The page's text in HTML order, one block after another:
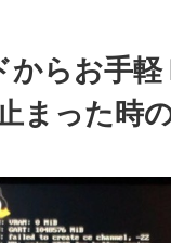
らお手
まった時